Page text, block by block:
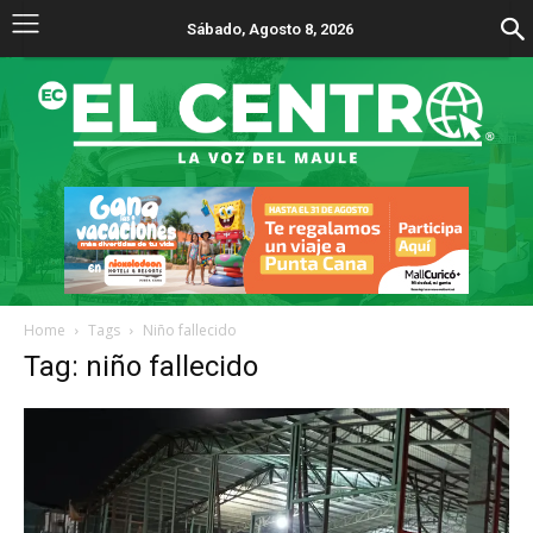
Sábado, Agosto 8, 2026
Home Tags Niño fallecido
Tag: niño fallecido